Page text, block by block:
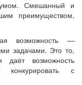
Смешанный и
преимуществом,
возможность —
задачами. Это то,
даёт возможность
с